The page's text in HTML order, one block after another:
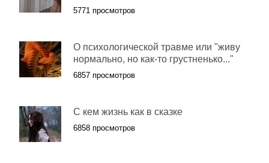
5771 просмотров
О психологической травме или "живу
нормально, но как-то грустненько..."
6857 просмотров
С кем жизнь как в сказке
6858 просмотров